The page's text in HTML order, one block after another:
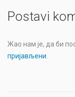
Postavi
Жао нам је, да би
пријављени.